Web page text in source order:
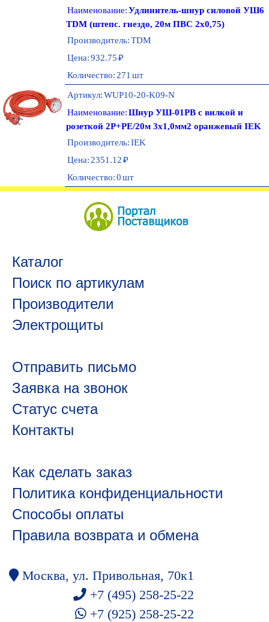
Наименование:Удлинитель-шнур силовой УШ6
TDM (штепс. гнездо, 20м ПВС 2х0,75)
Производитель:TDM
Цена:932.75₽
Количество: 271 шт
Артикул:WUP10-20-K09-N
Наименование:Шнур УШ-01РВ с вилкой и
розеткой 2P+PE/20м 3х1,0мм2 оранжевый IEK
Производитель:IEK
Цена: 2351.12₽
Количество:0шт
Каталог
Поиск по артикулам
Производители
Электрощиты
Отправить письмо
Заявка на звонок
Статус счета
Контакты
Как сделать заказ
Политика конфиденциальности
Способы оплаты
Правила возврата и обмена
Москва, ул. Привольная, 70к1
+7 (495) 258-25-22
+7 (925) 258-25-22